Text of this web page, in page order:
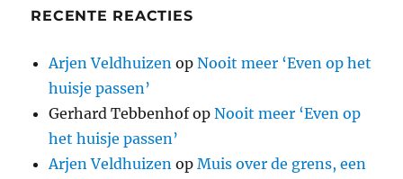
RECENTE REACTIES
Arjen Veldhuizen opNooit meer ‘Even op het
huisje passen’
Gerhard TebbenhofopNooit meer ‘Even op
het huisje passen’
Arjen Veldhuizen opMuis over de grens, een